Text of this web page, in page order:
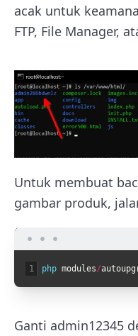
acak untuk
FTP, File Manager,
Untuk membuat
gambar produk,
1 php modules/
Ganti admin12345